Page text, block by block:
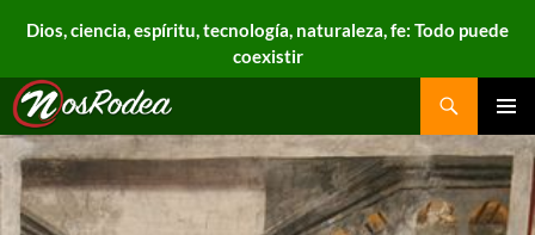
Dios, ciencia, espíritu, tecnología, naturaleza, fe: Todo puede
coexistir
Nos Rodea
Search
MENU